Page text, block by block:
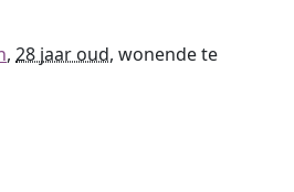
, 28 jaar oud, wonende te